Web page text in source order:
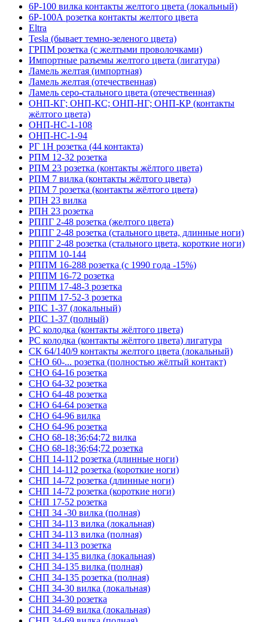
6Р-100 вилка контакты желтого цвета (локальный)
6Р-100А розетка контакты желтого цвета
Eltra
Tesla (бывает темно-зеленого цвета)
ГРПМ розетка (с желтыми проволочками)
Импортные разъемы желтого цвета (лигатура)
Ламель желтая (импортная)
Ламель желтая (отечественная)
Ламель серо-стального цвета (отечественная)
ОНП-КГ; ОНП-КС; ОНП-НГ; ОНП-КР (контакты
жёлтого цвета)
ОНП-НС-1-108
ОНП-НС-1-94
РГ 1Н розетка (44 контакта)
РПМ 12-32 розетка
РПМ 23 розетка (контакты жёлтого цвета)
РПМ 7 вилка (контакты жёлтого цвета)
РПМ 7 розетка (контакты жёлтого цвета)
РПН 23 вилка
РПН 23 розетка
РППГ 2-48 розетка (желтого цвета)
РППГ 2-48 розетка (стального цвета, длинные ноги)
РППГ 2-48 розетка (стального цвета, короткие ноги)
РППМ 10-144
РППМ 16-288 розетка (с 1990 года -15%)
РППМ 16-72 розетка
РППМ 17-48-3 розетка
РППМ 17-52-3 розетка
РПС 1-37 (локальный)
РПС 1-37 (полный)
РС колодка (контакты жёлтого цвета)
РС колодка (контакты жёлтого цвета) лигатура
СК 64/140/9 контакты желтого цвета (локальный)
СНО 60-... розетка (полностью жёлтый контакт)
СНО 64-16 розетка
СНО 64-32 розетка
СНО 64-48 розетка
СНО 64-64 розетка
СНО 64-96 вилка
СНО 64-96 розетка
СНО 68-18;36;64;72 вилка
СНО 68-18;36;64;72 розетка
СНП 14-112 розетка (длинные ноги)
СНП 14-112 розетка (короткие ноги)
СНП 14-72 розетка (длинные ноги)
СНП 14-72 розетка (короткие ноги)
СНП 17-52 розетка
СНП 34 -30 вилка (полная)
СНП 34-113 вилка (локальная)
СНП 34-113 вилка (полная)
СНП 34-113 розетка
СНП 34-135 вилка (локальная)
СНП 34-135 вилка (полная)
СНП 34-135 розетка (полная)
СНП 34-30 вилка (локальная)
СНП 34-30 розетка
СНП 34-69 вилка (локальная)